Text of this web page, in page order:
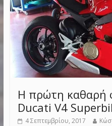
Η πρώτη καθαρή
Ducati V4
4 Σεπτεμβρίου, 2017